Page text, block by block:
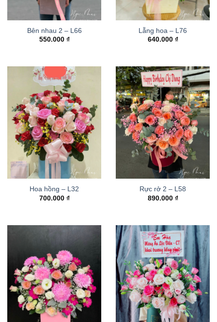
Bên nhau 2 – L66
550.000 ₫
Lẵng hoa – L76
640.000 ₫
Hoa hồng – L32
700.000 ₫
Rực rở 2 – L58
890.000 ₫